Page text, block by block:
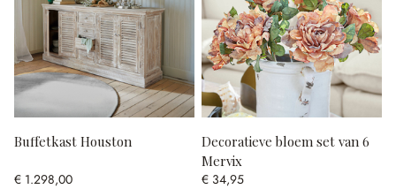
Buffetkast Houston
€ 1.298,00
Decoratieve bloem set van 6
Mervix
€ 34,95